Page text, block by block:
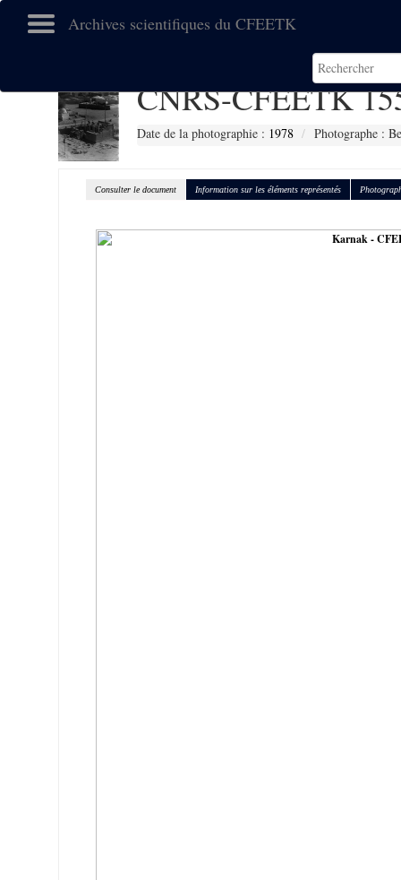
Archives scientifiques du CFEETK
CNRS-CFEETK
Date de la photographie : 1978 Photographe :
Consulter le document Information sur les éléments représentés